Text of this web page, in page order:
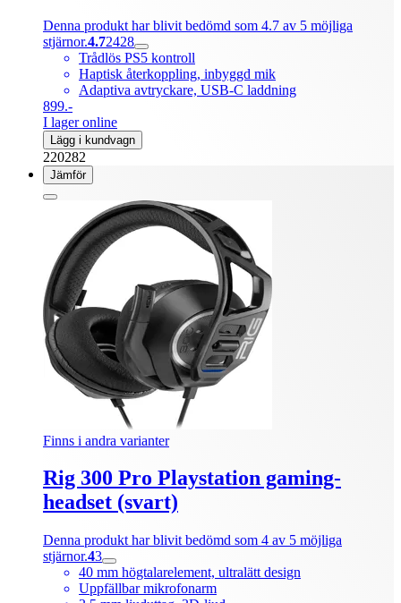
Denna produkt har blivit bedömd som 4.7 av 5 möjliga
stjärnor.4.72428
Trådlös PS5 kontroll
Haptisk återkoppling, inbyggd mik
Adaptiva avtryckare, USB-C laddning
899.-
I lager online
Lägg i kundvagn
220282
Jämför
Finns i andra varianter
Rig 300 Pro Playstation gaming-
headset (svart)
Denna produkt har blivit bedömd som 4 av 5 möjliga
stjärnor.43
40 mm högtalarelement, ultralätt design
Uppfällbar mikrofonarm